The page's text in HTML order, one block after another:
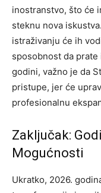
inostranstvo, što će
steknu nova
istraživanju će ih
sposobnost da
godini, važno je da
pristupe, jer će
profesionalnu
Zaključak:
Mogućnosti
Ukratko, 2026.